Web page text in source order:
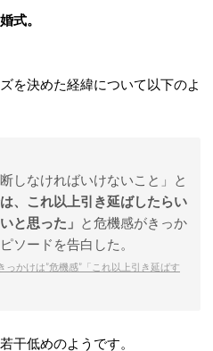
式。
を決めた経緯について以下のよ
しなければいけないこと」と
は、これ以上引き延ばしたらい
と思った」 と危機感がきっか
ソードを告白した。
かけは”危機感”「これ以上引き延ばす
干低めのようです。